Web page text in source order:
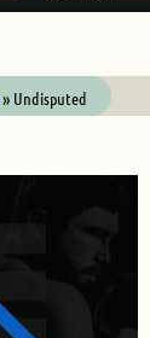
» Undisputed